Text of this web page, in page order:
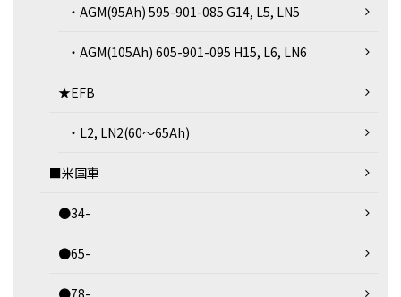
・AGM(95Ah) 595-901-085 G14, L5, LN5
・AGM(105Ah) 605-901-095 H15, L6, LN6
★EFB
・L2, LN2(60～65Ah)
■米国車
●34-
●65-
●78-